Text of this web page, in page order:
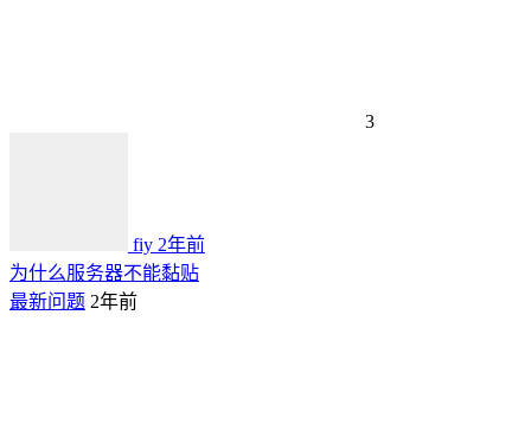
3
fiy 2年前
为什么服务器不能黏贴
最新问题 2年前